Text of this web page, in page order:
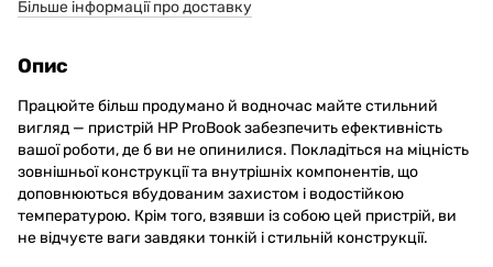
Більше інформації про доставку
Опис
Працюйте більш продумано й водночас майте стильний
вигляд — пристрій HP ProBook забезпечить ефективність
вашої роботи, де б ви не опинилися. Покладіться на міцність
зовнішньої конструкції та внутрішніх компонентів, що
доповнюються вбудованим захистом і водостійкою
температурою. Крім того, взявши із собою цей пристрій, ви
не відчуєте ваги завдяки тонкій і стильній конструкції.